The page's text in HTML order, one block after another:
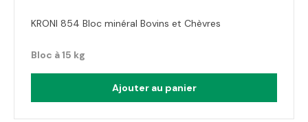
KRONI 854 Bloc minéral Bovins et Chèvres
Bloc à 15 kg
Ajouter au panier